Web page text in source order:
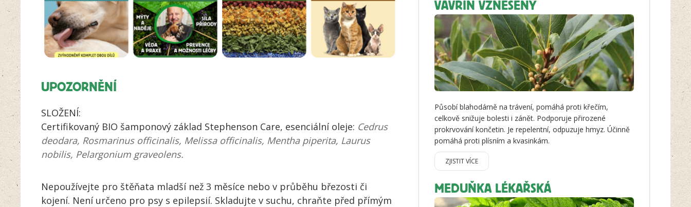
UPOZORNĚNÍ
SLOŽENÍ:
Certifikovaný BIO šamponový základ Stephenson Care, esenciální oleje: Cedrus
deodara, Rosmarinus officinalis, Melissa officinalis, Mentha piperita, Laurus
nobilis, Pelargonium graveolens.
Nepoužívejte pro štěňata mladší než 3 měsíce nebo v průběhu březosti či
kojení. Není určeno pro psy s epilepsií. Skladujte v suchu, chraňte před přímým
VAVŘÍN VZNEŠENÝ
Působí blahodárně na trávení, pomáhá proti křečím,
celkově snižuje bolesti i zánět. Podporuje přirozené
prokrvování končetin. Je repelentní, odpuzuje hmyz. Účinně
pomáhá proti plísním a kvasinkám.
ZJISTIT VÍCE
MEDUŇKA LÉKAŘSKÁ